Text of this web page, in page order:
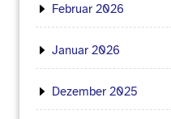
Februar 2026
Januar 2026
Dezember 2025